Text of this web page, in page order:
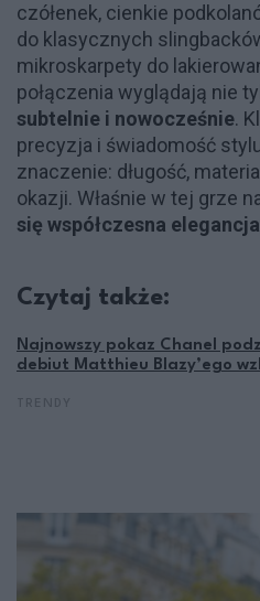
czółenek, cienkie
do klasycznych
mikroskarpety do
połączenia wyglądają nie
subtelnie i nowocześnie.
precyzja i świadomość
znaczenie: długość,
okazji. Właśnie w tej grze
się współczesna elegancja
Czytaj także:
Najnowszy pokaz Chanel
debiut Matthieu Blazy’ego